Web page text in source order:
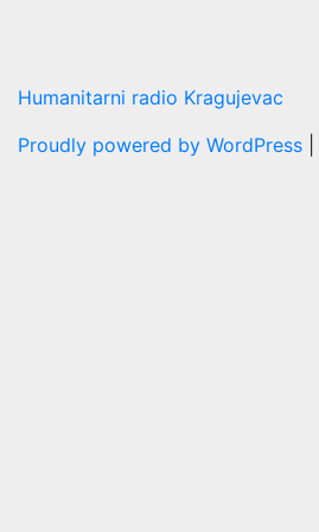
Humanitarni radio Kragujevac
Proudly powered by WordPress